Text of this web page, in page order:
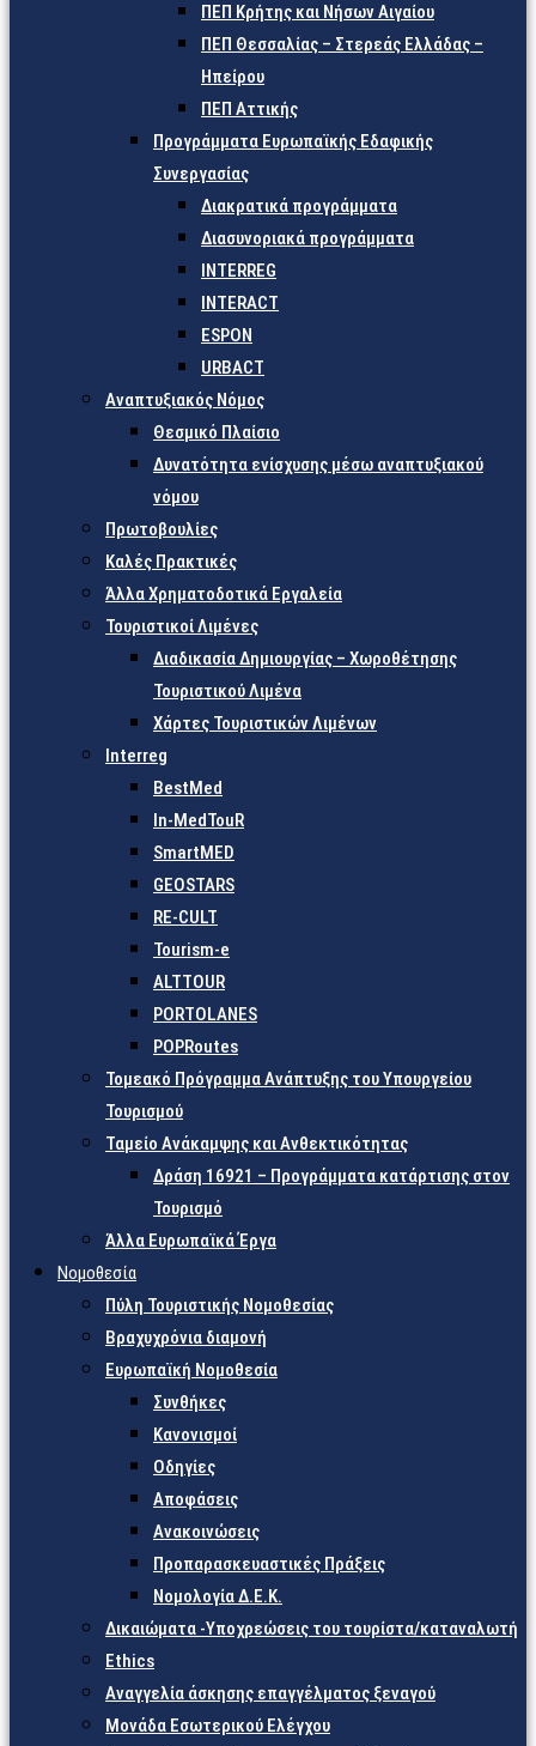
ΠΕΠ Κρήτης και Νήσων Αιγαίου
ΠΕΠ Θεσσαλίας – Στερεάς Ελλάδας –
Ηπείρου
ΠΕΠ Αττικής
Προγράμματα Ευρωπαϊκής Εδαφικής
Συνεργασίας
Διακρατικά προγράμματα
Διασυνοριακά προγράμματα
INTERREG
INTERACT
ESPON
URBACT
Αναπτυξιακός Νόμος
Θεσμικό Πλαίσιο
Δυνατότητα ενίσχυσης μέσω αναπτυξιακού
νόμου
Πρωτοβουλίες
Καλές Πρακτικές
Άλλα Χρηματοδοτικά Εργαλεία
Τουριστικοί Λιμένες
Διαδικασία Δημιουργίας – Χωροθέτησης
Τουριστικού Λιμένα
Χάρτες Τουριστικών Λιμένων
Interreg
BestMed
In-MedTouR
SmartMED
GEOSTARS
RE-CULT
Tourism-e
ALTTOUR
PORTOLANES
POPRoutes
Τομεακό Πρόγραμμα Ανάπτυξης του Υπουργείου
Τουρισμού
Ταμείο Ανάκαμψης και Ανθεκτικότητας
Δράση 16921 – Προγράμματα κατάρτισης στον
Τουρισμό
Άλλα Ευρωπαϊκά Έργα
Νομοθεσία
Πύλη Τουριστικής Νομοθεσίας
Βραχυχρόνια διαμονή
Ευρωπαϊκή Νομοθεσία
Συνθήκες
Κανονισμοί
Οδηγίες
Αποφάσεις
Ανακοινώσεις
Προπαρασκευαστικές Πράξεις
Νομολογία Δ.Ε.Κ.
Δικαιώματα -Υποχρεώσεις του τουρίστα/καταναλωτή
Ethics
Αναγγελία άσκησης επαγγέλματος ξεναγού
Μονάδα Εσωτερικού Ελέγχου